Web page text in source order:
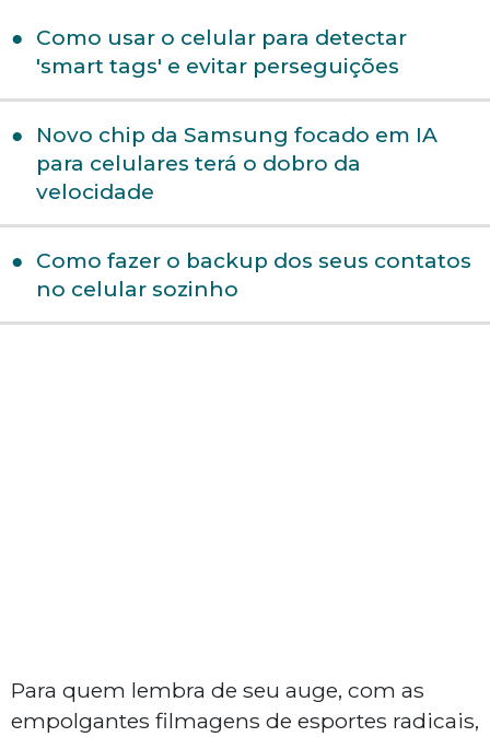
Como usar o celular para detectar
'smart tags' e evitar perseguições
Novo chip da Samsung focado em IA
para celulares terá o dobro da
velocidade
Como fazer o backup dos seus contatos
no celular sozinho
Para quem lembra de seu auge, com as
empolgantes filmagens de esportes radicais,